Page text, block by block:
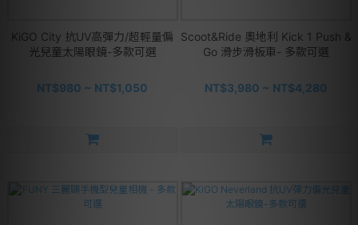
KiGO City 抗UV高彈力/超輕量偏
光兒童太陽眼鏡-多款可選
NT$980 ~ NT$1,050
Scoot&Ride 奧地利 Kick 1 Push &
Go 滑步滑板車- 多款可選
NT$3,980 ~ NT$4,280